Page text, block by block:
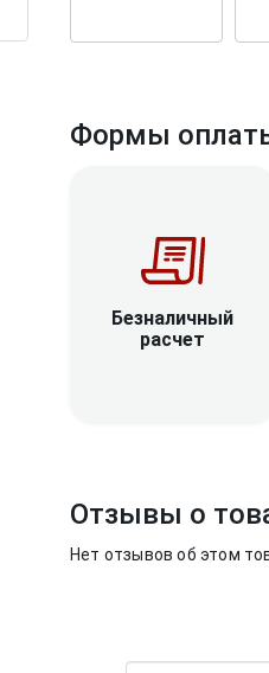
Формы
Безналичный
расчет
Отзывы о
Нет отзывов об этом